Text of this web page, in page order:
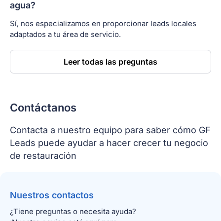
agua?
Sí, nos especializamos en proporcionar leads locales
adaptados a tu área de servicio.
Leer todas las preguntas
Contáctanos
Contacta a nuestro equipo para saber cómo GF
Leads puede ayudar a hacer crecer tu negocio
de restauración
Nuestros contactos
¿Tiene preguntas o necesita ayuda?